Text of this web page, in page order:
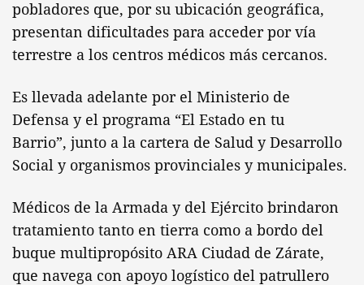
pobladores que, por su ubicación geográfica,
presentan dificultades para acceder por vía
terrestre a los centros médicos más cercanos.
Es llevada adelante por el Ministerio de
Defensa y el programa “El Estado en tu
Barrio”, junto a la cartera de Salud y Desarrollo
Social y organismos provinciales y municipales.
Médicos de la Armada y del Ejército brindaron
tratamiento tanto en tierra como a bordo del
buque multipropósito ARA Ciudad de Zárate,
que navega con apoyo logístico del patrullero